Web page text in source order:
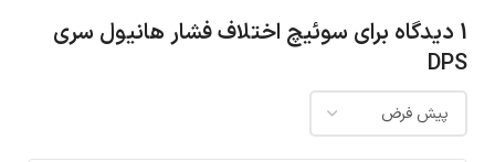
1 دیدگاه برای
سوئیچ اختلاف فشار هانیول سری
DPS